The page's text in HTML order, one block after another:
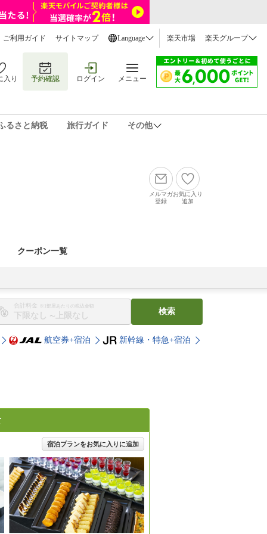
ご利用ガイド サイトマップ Language 楽天市場 楽天グループ
入り 予約確認 ログイン メニュー
るさと納税 旅行ガイド その他
メルマガ
登録
お気に入り
追加
クーポン一覧
合計料金 ※1部屋あたりの税込金額
〜
検索
航空券+宿泊 新幹線・特急+宿泊
宿泊プランをお気に入りに追加